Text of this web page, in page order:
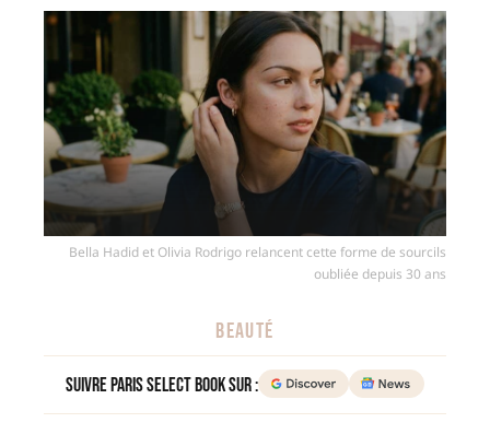
Bella Hadid et Olivia Rodrigo relancent cette forme de sourcils
oubliée depuis 30 ans
BEAUTÉ
Suivre Paris Select Book sur :